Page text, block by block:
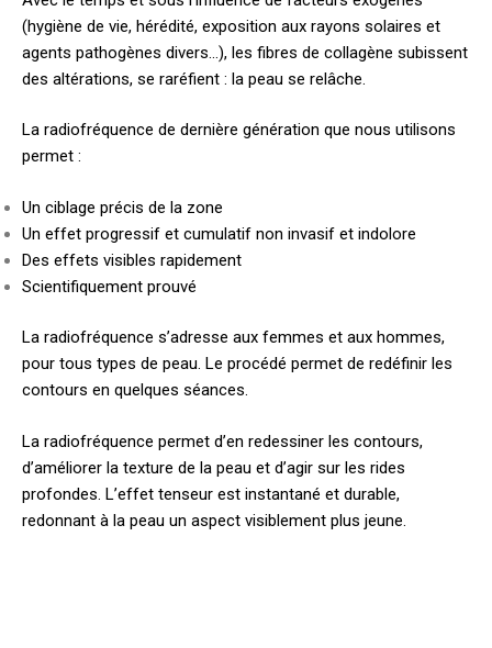
(hygiène de vie, hérédité, exposition aux rayons solaires et
agents pathogènes divers…), les fibres de collagène subissent
des altérations, se raréfient : la peau se relâche.
La radiofréquence de dernière génération que nous utilisons
permet :
Un ciblage précis de la zone
Un effet progressif et cumulatif non invasif et indolore
Des effets visibles rapidement
Scientifiquement prouvé
La radiofréquence s’adresse aux femmes et aux hommes,
pour tous types de peau. Le procédé permet de redéfinir les
contours en quelques séances.
La radiofréquence permet d’en redessiner les contours,
d’améliorer la texture de la peau et d’agir sur les rides
profondes. L’effet tenseur est instantané et durable,
redonnant à la peau un aspect visiblement plus jeune.